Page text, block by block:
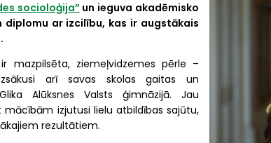
socioloģija” un ieguva akadēmisko
diplomu ar izcilību, kas ir augstākais
mazpilsēta, ziemeļvidzemes pērle –
arī savas skolas gaitas un
Alūksnes Valsts ģimnāzijā. Jau
mācībām izjutusi lielu atbildības sajūtu,
rezultātiem.